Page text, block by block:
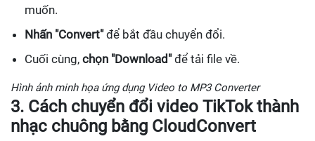
muốn.
Nhấn "Convert"để bắt đầu chuyển đổi.
Cuối cùng, chọn "Download"để tải file về.
Hình ảnh minh họa ứng dụng Video to MP3 Converter
3. Cách chuyển đổi video TikTok thành
nhạc chuông bằng CloudConvert